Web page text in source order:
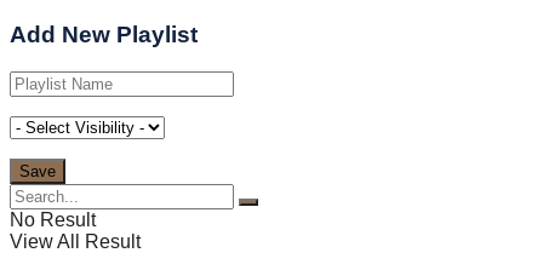
Add New Playlist
No Result
View All Result